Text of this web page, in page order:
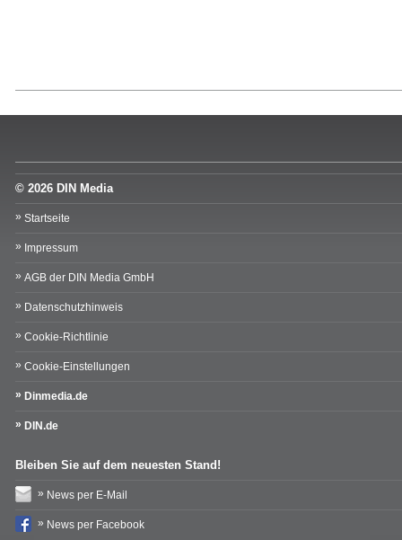
© 2026 DIN Media
Startseite
Impressum
AGB der DIN Media GmbH
Datenschutzhinweis
Cookie-Richtlinie
Cookie-Einstellungen
Dinmedia.de
DIN.de
Bleiben Sie auf dem neuesten Stand!
News per E-Mail
News per Facebook